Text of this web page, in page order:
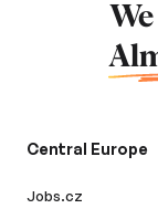
Central Europe
Jobs.cz